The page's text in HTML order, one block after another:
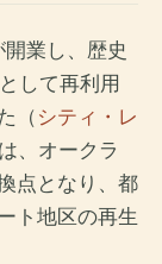
業し、歴史
して再利用
（ シティ・レ
、オークラ
点となり、都
ト地区の再生